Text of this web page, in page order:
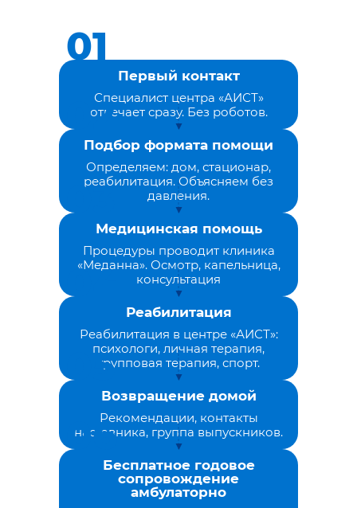
Первый контакт
Специалист центра «АИСТ»
отвечает сразу. Без роботов.
Подбор формата помощи
Определяем: дом, стационар,
реабилитация. Объясняем без
давления.
Медицинская помощь
Процедуры проводит клиника
«Меданна». Осмотр, капельница,
консультация
Реабилитация
Реабилитация в центре «АИСТ»:
психологи, личная терапия,
групповая терапия, спорт.
Возвращение домой
Рекомендации, контакты
наставника, группа выпускников.
Бесплатное годовое
сопровождение
амбулаторно